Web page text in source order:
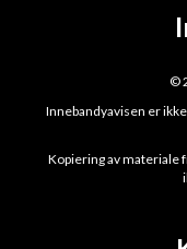
©
Innebandyavisen er
Kopiering av materiale